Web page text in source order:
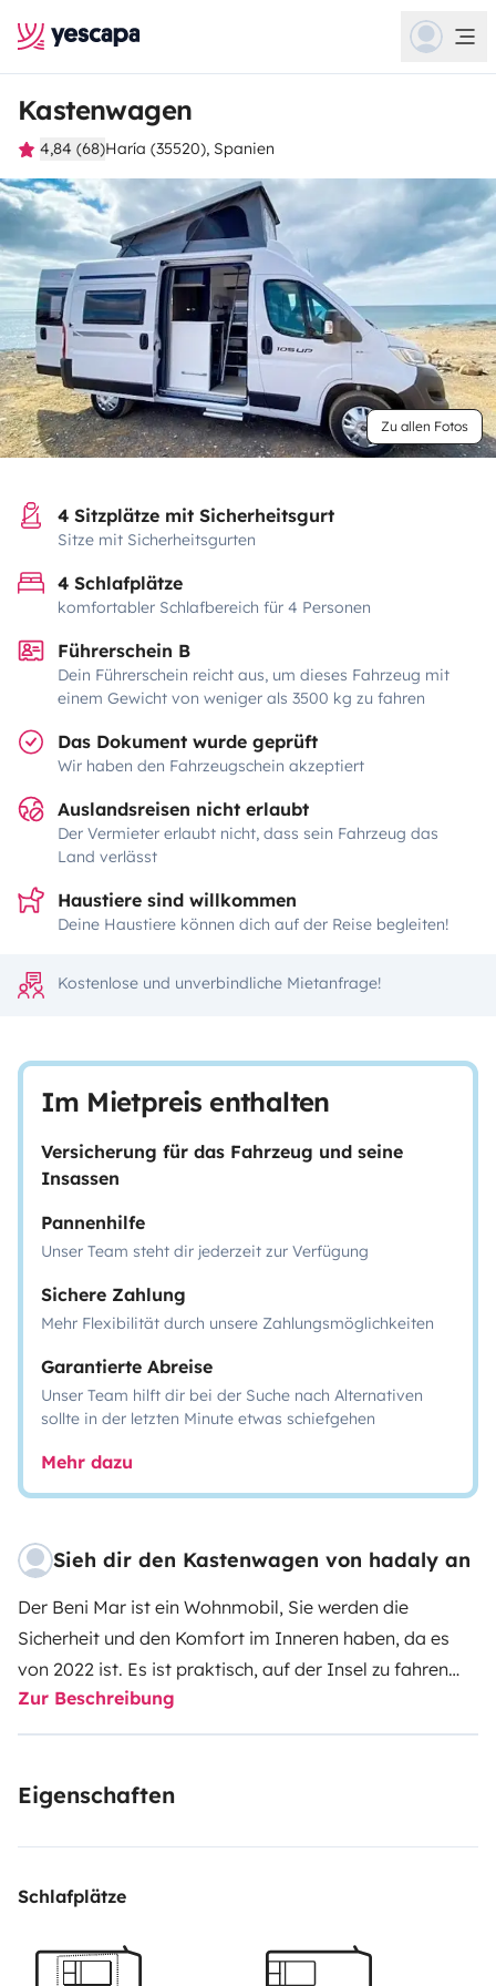
Kastenwagen
4,84 (68)Haría (35520), Spanien
Zu allen Fotos
4 Sitzplätze mit Sicherheitsgurt
Sitze mit Sicherheitsgurten
4 Schlafplätze
komfortabler Schlafbereich für 4 Personen
Führerschein B
Dein Führerschein reicht aus, um dieses Fahrzeug mit
einem Gewicht von weniger als 3500 kg zu fahren
Das Dokument wurde geprüft
Wir haben den Fahrzeugschein akzeptiert
Auslandsreisen nicht erlaubt
Der Vermieter erlaubt nicht, dass sein Fahrzeug das
Land verlässt
Haustiere sind willkommen
Deine Haustiere können dich auf der Reise begleiten!
Kostenlose und unverbindliche Mietanfrage!
Im Mietpreis enthalten
Versicherung für das Fahrzeug und seine
Insassen
Pannenhilfe
Unser Team steht dir jederzeit zur Verfügung
Sichere Zahlung
Mehr Flexibilität durch unsere Zahlungsmöglichkeiten
Garantierte Abreise
Unser Team hilft dir bei der Suche nach Alternativen
sollte in der letzten Minute etwas schiefgehen
Mehr dazu
Sieh dir den Kastenwagen von hadaly an
Der Beni Mar ist ein Wohnmobil, Sie werden die
Sicherheit und den Komfort im Inneren haben, da es
von 2022 ist. Es ist praktisch, auf der Insel zu fahren
und Sie können es überall parken.
Es schläft 4 Personen in maximalem Komfort.
während des Fahrens oder mit den Schirmen selbst
können ohne Probleme mit heißem Wasser duschen. Es
Gasherd mit zwei Brennern.
Es besteht aus einem internen Esszimmer mit
Zur Beschreibung
Eigenschaften
Schlafplätze